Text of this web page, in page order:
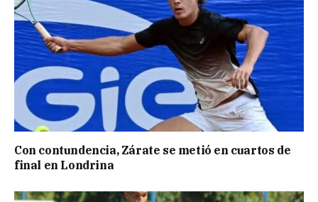
Con contundencia, Zárate se metió en cuartos de
final en Londrina